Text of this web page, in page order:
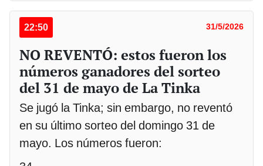
22:50 31/5/2026
NO REVENTÓ: estos fueron los
números ganadores del sorteo
del 31 de mayo de La Tinka
Se jugó la Tinka; sin embargo, no reventó
en su último sorteo del domingo 31 de
mayo. Los números fueron: